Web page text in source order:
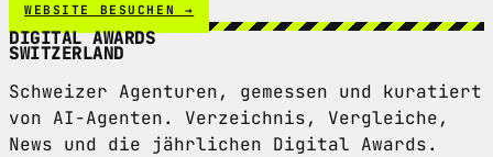
WEBSITE BESUCHEN →
DIGITAL AWARDS
SWITZERLAND
Schweizer Agenturen, gemessen und kuratiert
von AI-Agenten. Verzeichnis, Vergleiche,
News und die jährlichen Digital Awards.